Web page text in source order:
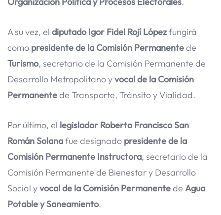
A su vez, el diputado Igor Fidel Rojí Lópezfungirá
como presidente de la Comisión Permanentede
Turismo, secretario de la Comisión Permanente de
Desarrollo Metropolitano yvocal de la Comisión
Permanentede Transporte, Tránsito y Vialidad.
Por último, el legislador Roberto Francisco San
Román Solanafue designado presidente de la
Comisión Permanente Instructora, secretario de la
Comisión Permanente de Bienestar y Desarrollo
Social yvocal de la Comisión Permanentede Agua
Potable y Saneamiento.